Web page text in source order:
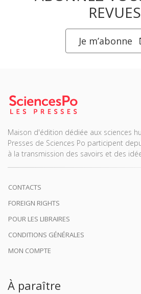
REVUES
Je m’abonne
Maison d'édition dédiée aux sciences
Presses de Sciences Po participent
à la transmission des savoirs et des
CONTACTS
FOREIGN RIGHTS
POUR LES LIBRAIRES
CONDITIONS GÉNÉRALES
MON COMPTE
À paraître